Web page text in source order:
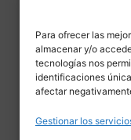
Para ofrecer las
almacenar y/o
tecnologías nos
identificaciones
afectar
Gestionar los